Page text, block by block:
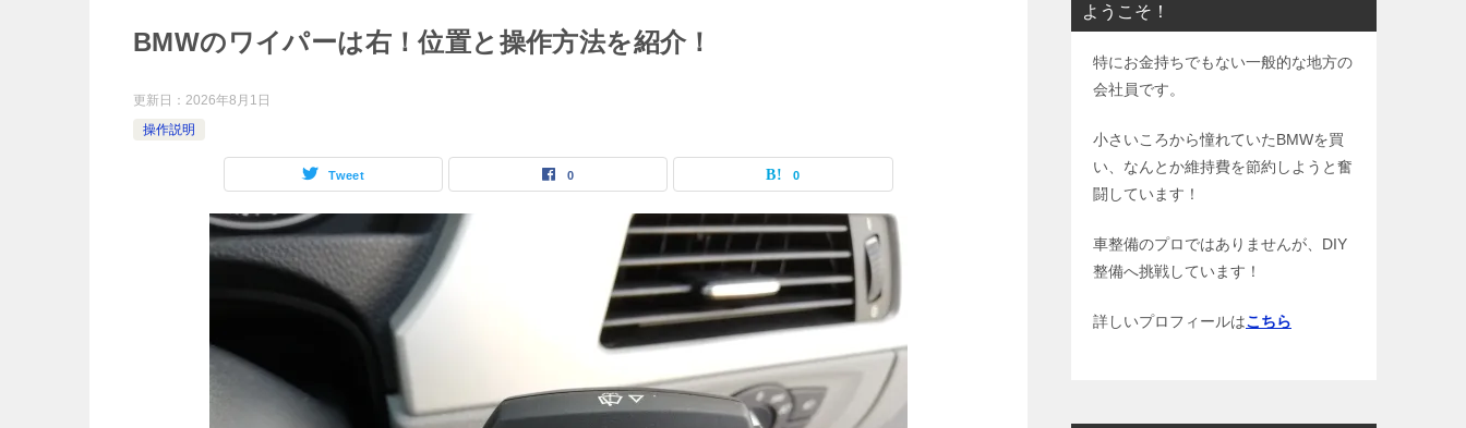
BMWのワイパーは右！位置と操作方法を紹介！
更新日： 2026年8月1日
操作説明
Tweet 0 0
ようこそ！
特にお金持ちでもない一般的な地方の
会社員です。
小さいころから憧れていたBMWを買
い、なんとか維持費を節約しようと奮
闘しています！
車整備のプロではありませんが、DIY
整備へ挑戦しています！
詳しいプロフィールはこちら